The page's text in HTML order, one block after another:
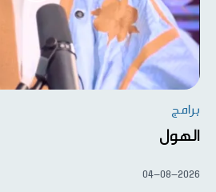
برامج
الهول
04-08-2026